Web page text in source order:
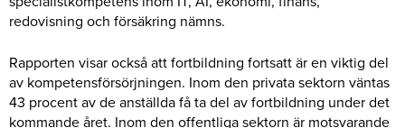
redovisning och försäkring nämns.
Rapporten visar också att fortbildning fortsatt är en viktig del
av kompetensförsörjningen. Inom den privata sektorn väntas
43 procent av de anställda få ta del av fortbildning under det
kommande året. Inom den offentliga sektorn är motsvarande